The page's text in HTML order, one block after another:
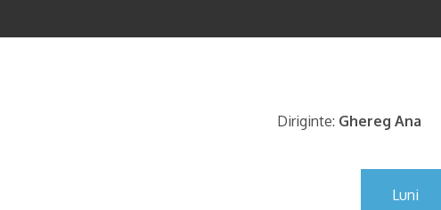
Diriginte: Ghereg Ana
Luni